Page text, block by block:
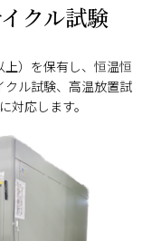
クル試験
）を保有し、恒温恒
ル試験、高温放置試
対応します。